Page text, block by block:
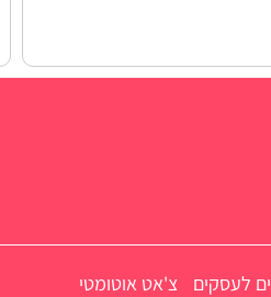
לעסקים צ'אט אוטומטי